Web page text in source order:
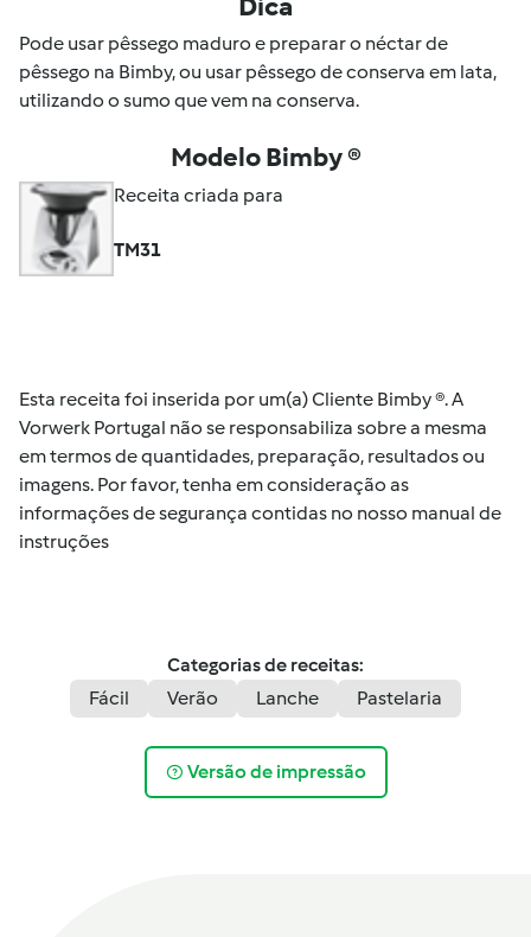
Pode usar pêssego maduro e preparar o néctar de
pêssego na Bimby, ou usar pêssego de conserva em lata,
utilizando o sumo que vem na conserva.
Modelo Bimby ®
Receita criada para
TM31
Esta receita foi inserida por um(a) Cliente Bimby ®. A
Vorwerk Portugal não se responsabiliza sobre a mesma
em termos de quantidades, preparação, resultados ou
imagens. Por favor, tenha em consideração as
informações de segurança contidas no nosso manual de
instruções
Categorias de receitas:
Fácil
Verão Lanche Pastelaria
Versão de impressão